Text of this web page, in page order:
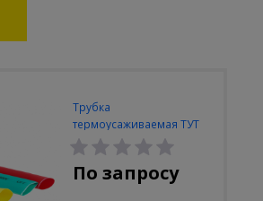
Трубка
термоусаживаемая ТУТ
ЭКФ 10/5 жел (упак. 100м)
По запросу